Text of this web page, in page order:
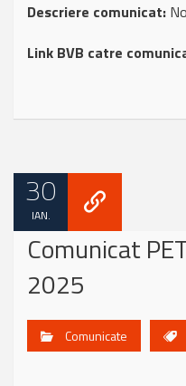
Descriere comunicat:
Link BVB catre
30
IAN.
Comunicat
2025
Comunicate